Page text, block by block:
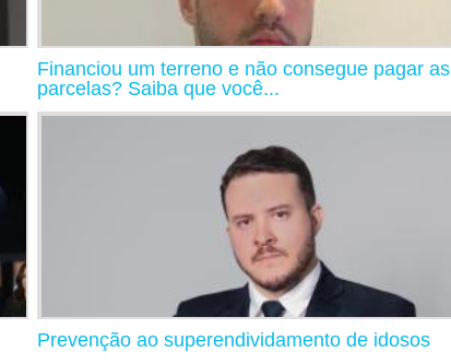
Financiou um terreno e não consegue pagar as
parcelas? Saiba que você...
Prevenção ao superendividamento de idosos